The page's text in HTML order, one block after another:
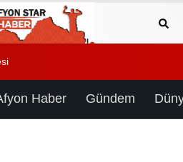
Haber Gündem